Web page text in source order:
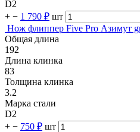
D2
+ − 1 790 ₽ шт
Нож флиппер Five Pro Азимут
Общая длина
192
Длина клинка
83
Толщина клинка
3.2
Марка стали
D2
+ − 750 ₽ шт